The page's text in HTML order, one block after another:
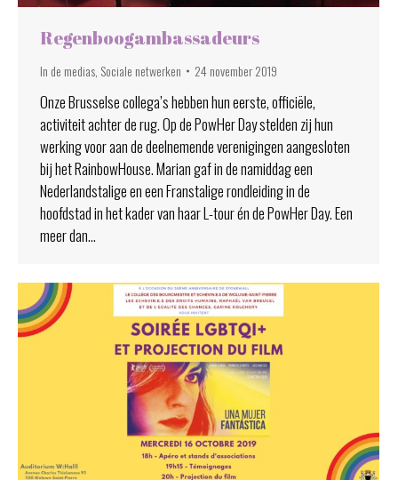
Regenboogambassadeurs
In de medias Sociale netwerken 24 november 2019
Onze Brusselse collega’s hebben hun eerste, officiële,
activiteit achter de rug. Op de PowHer Day stelden zij hun
werking voor aan de deelnemende verenigingen aangesloten
bij het RainbowHouse. Marian gaf in de namiddag een
Nederlandstalige en een Franstalige rondleiding in de
hoofdstad in het kader van haar L-tour én de PowHer Day. Een
meer dan…